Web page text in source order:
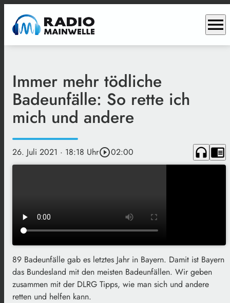
menu
Immer mehr tödliche
Badeunfälle: So rette ich
mich und andere
26. Juli 2021 · 18:18 Uhrplay_circle_outline02:00 headphones chrome_reader_mode
89 Badeunfälle gab es letztes Jahr in Bayern. Damit ist Bayern
das Bundesland mit den meisten Badeunfällen. Wir geben
zusammen mit der DLRG Tipps, wie man sich und andere
retten und helfen kann.